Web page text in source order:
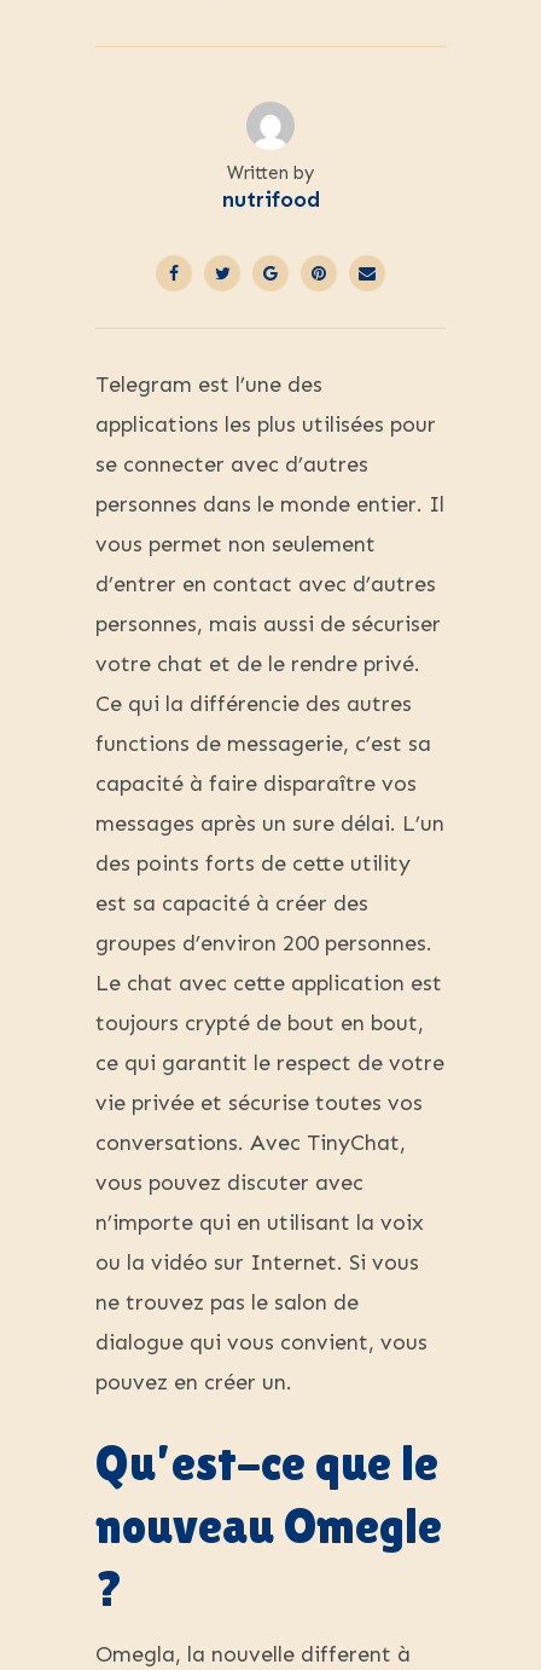
Written by
nutrifood
Telegram est l’une des
applications les plus utilisées pour
se connecter avec d’autres
personnes dans le monde entier. Il
vous permet non seulement
d’entrer en contact avec d’autres
personnes, mais aussi de sécuriser
votre chat et de le rendre privé.
Ce qui la différencie des autres
functions de messagerie, c’est sa
capacité à faire disparaître vos
messages après un sure délai. L’un
des points forts de cette utility
est sa capacité à créer des
groupes d’environ 200 personnes.
Le chat avec cette application est
toujours crypté de bout en bout,
ce qui garantit le respect de votre
vie privée et sécurise toutes vos
conversations. Avec TinyChat,
vous pouvez discuter avec
n’importe qui en utilisant la voix
ou la vidéo sur Internet. Si vous
ne trouvez pas le salon de
dialogue qui vous convient, vous
pouvez en créer un.
Qu’est-ce que le
nouveau Omegle
?
Omegla, la nouvelle different à